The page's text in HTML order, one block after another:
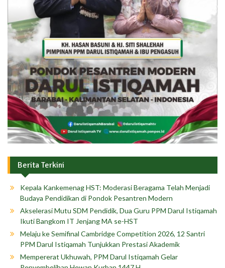
Berita Terkini
Kepala Kankemenag HST: Moderasi Beragama Telah Menjadi
Budaya Pendidikan di Pondok Pesantren Modern
Akselerasi Mutu SDM Pendidik, Dua Guru PPM Darul Istiqamah
Ikuti Bangkom IT Jenjang MA se-HST
Melaju ke Semifinal Cambridge Competition 2026, 12 Santri
PPM Darul Istiqamah Tunjukkan Prestasi Akademik
Mempererat Ukhuwah, PPM Darul Istiqamah Gelar